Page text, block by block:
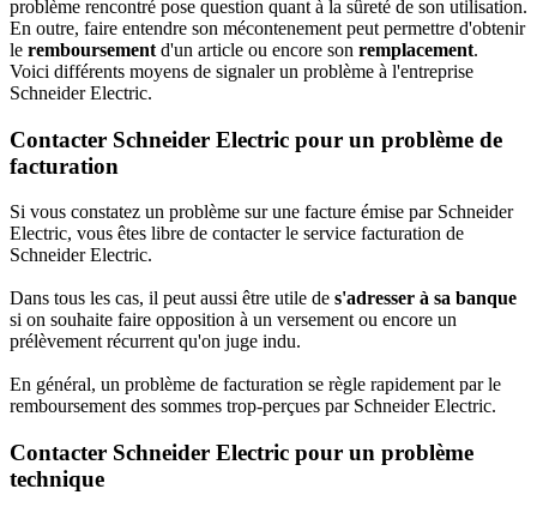
problème rencontré pose question quant à la sûreté de son utilisation.
En outre, faire entendre son mécontenement peut permettre d'obtenir
le remboursement d'un article ou encore son remplacement.
Voici différents moyens de signaler un problème à l'entreprise
Schneider Electric.
Contacter Schneider Electric pour un problème de
facturation
Si vous constatez un problème sur une facture émise par Schneider
Electric, vous êtes libre de contacter le service facturation de
Schneider Electric.
Dans tous les cas, il peut aussi être utile de s'adresser à sa banque
si on souhaite faire opposition à un versement ou encore un
prélèvement récurrent qu'on juge indu.
En général, un problème de facturation se règle rapidement par le
remboursement des sommes trop-perçues par Schneider Electric.
Contacter Schneider Electric pour un problème
technique